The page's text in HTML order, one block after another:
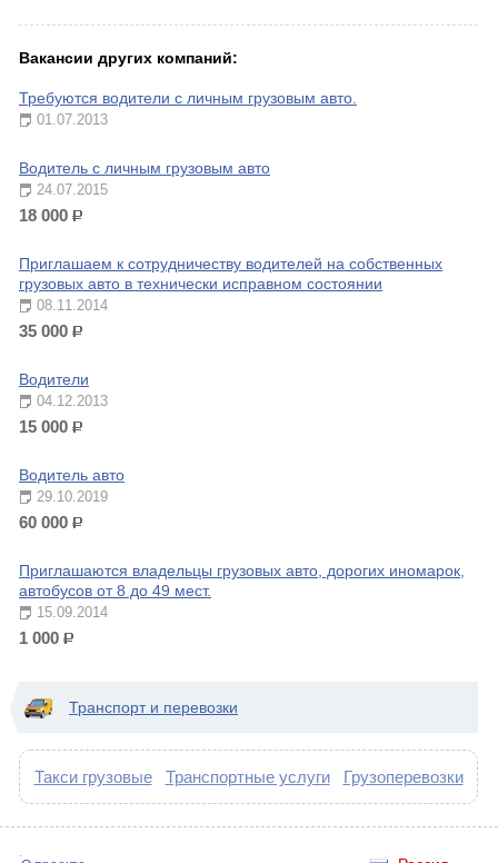
Вакансии других компаний:
Требуются водители с личным грузовым авто.
01.07.2013
Водитель с личным грузовым авто
24.07.2015
18 000 р.
Приглашаем к сотрудничеству водителей на собственных
грузовых авто в технически исправном состоянии
08.11.2014
35 000 р.
Водители
04.12.2013
15 000 р.
Водитель авто
29.10.2019
60 000 р.
Приглашаются владельцы грузовых авто, дорогих иномарок,
автобусов от 8 до 49 мест.
15.09.2014
1 000 р.
Транспорт и перевозки
Такси грузовые Транспортные услуги Грузоперевозки